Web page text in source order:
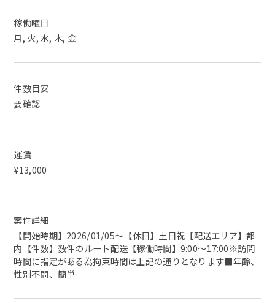
稼働曜日
月, 火, 水, 木, 金
件数目安
要確認
運賃
¥13,000
案件詳細
【開始時期】2026/01/05～【休日】土日祝【配送エリア】都
内【件数】数件のルート配送【稼働時間】9:00～17:00※訪問
時間に指定がある為拘束時間は上記の通りとなります■年齢、
性別不問、簡単